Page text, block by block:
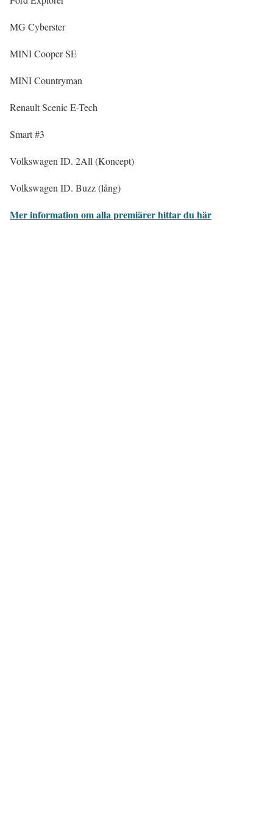
MG Cyberster
MINI Cooper SE
MINI Countryman
Renault Scenic E-Tech
Smart #3
Volkswagen ID. 2All (Koncept)
Volkswagen ID. Buzz (lång)
Mer information om alla premiärer hittar du här